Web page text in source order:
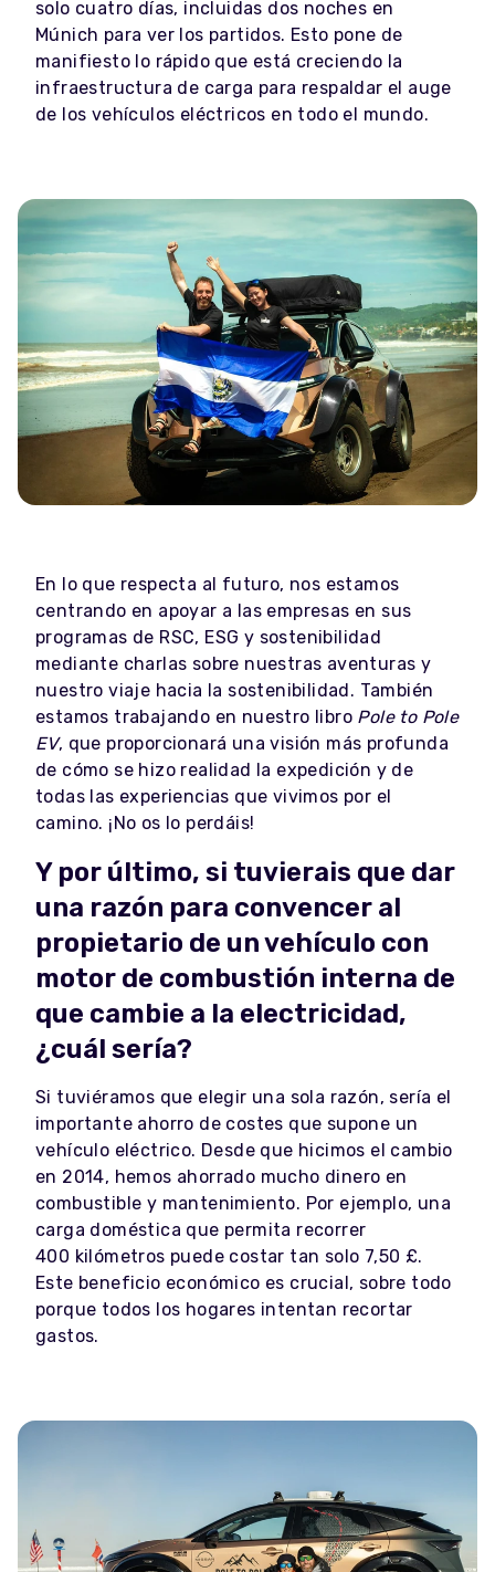
solo cuatro días, incluidas dos noches en
Múnich para ver los partidos. Esto pone de
manifiesto lo rápido que está creciendo la
infraestructura de carga para respaldar el auge
de los vehículos eléctricos en todo el mundo.
En lo que respecta al futuro, nos estamos
centrando en apoyar a las empresas en sus
programas de RSC, ESG y sostenibilidad
mediante charlas sobre nuestras aventuras y
nuestro viaje hacia la sostenibilidad. También
estamos trabajando en nuestro libro Pole to Pole
EV, que proporcionará una visión más profunda
de cómo se hizo realidad la expedición y de
todas las experiencias que vivimos por el
camino. ¡No os lo perdáis!
Y por último, si tuvierais que dar
una razón para convencer al
propietario de un vehículo con
motor de combustión interna de
que cambie a la electricidad,
¿cuál sería?
Si tuviéramos que elegir una sola razón, sería el
importante ahorro de costes que supone un
vehículo eléctrico. Desde que hicimos el cambio
en 2014, hemos ahorrado mucho dinero en
combustible y mantenimiento. Por ejemplo, una
carga doméstica que permita recorrer
400 kilómetros puede costar tan solo 7,50 £.
Este beneficio económico es crucial, sobre todo
porque todos los hogares intentan recortar
gastos.